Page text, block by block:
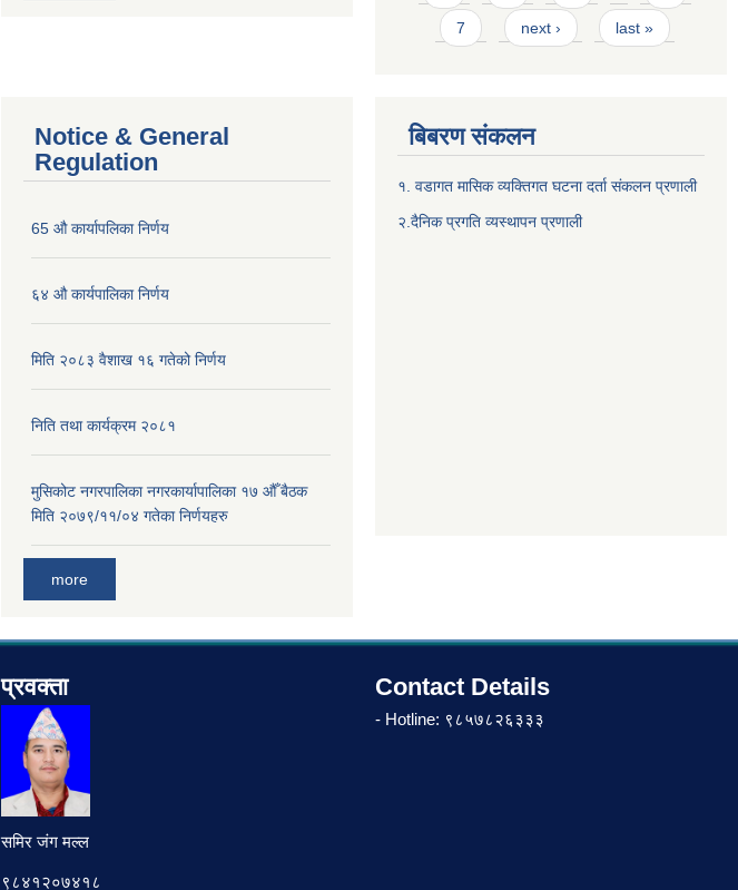
7 next › last »
Notice & General
Regulation
65 औ कार्यापलिका निर्णय
६४ औ कार्यपालिका निर्णय
मिति २०८३ वैशाख १६ गतेको निर्णय
निति तथा कार्यक्रम २०८१
मुसिकोट नगरपालिका नगरकार्यापालिका १७ औँ बैठक
मिति २०७९/११/०४ गतेका निर्णयहरु
more
बिबरण संकलन
१. वडागत मासिक व्यक्तिगत घटना दर्ता संकलन प्रणाली
२.दैनिक प्रगति व्यस्थापन प्रणाली
प्रवक्ता
समिर जंग मल्ल
९८४१२०७४१८
Contact Details
- Hotline: ९८५७८२६३३३